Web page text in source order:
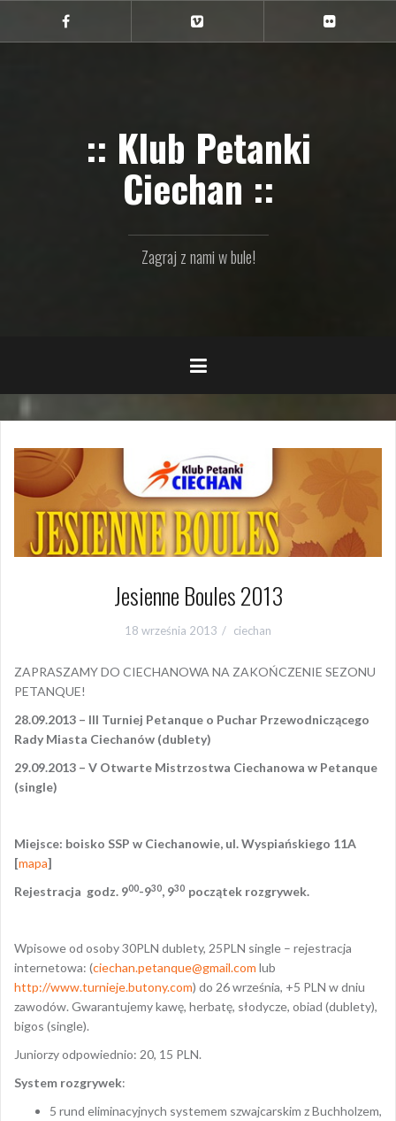
treści
Ciechan
na
na
na
:: Klub Petanki
Ciechan ::
Zagraj z nami w bule!
Jesienne Boules 2013
18 września 2013 ciechan
ZAPRASZAMY DO CIECHANOWA NA ZAKOŃCZENIE SEZONU
PETANQUE!
28.09.2013 – III Turniej Petanque o Puchar Przewodniczącego
Rady Miasta Ciechanów (dublety)
29.09.2013 – V Otwarte Mistrzostwa Ciechanowa w Petanque
(single)
Miejsce: boisko SSP w Ciechanowie, ul. Wyspiańskiego 11A
[mapa]
Rejestracja godz. 900-930, 930 początek rozgrywek.
Wpisowe od osoby 30PLN dublety, 25PLN single – rejestracja
internetowa: (ciechan.petanque@gmail.com lub
http://www.turnieje.butony.com) do 26 września, +5 PLN w dniu
zawodów. Gwarantujemy kawę, herbatę, słodycze, obiad (dublety),
bigos (single).
Juniorzy odpowiednio: 20, 15 PLN.
System rozgrywek:
5 rund eliminacyjnych systemem szwajcarskim z Buchholzem,